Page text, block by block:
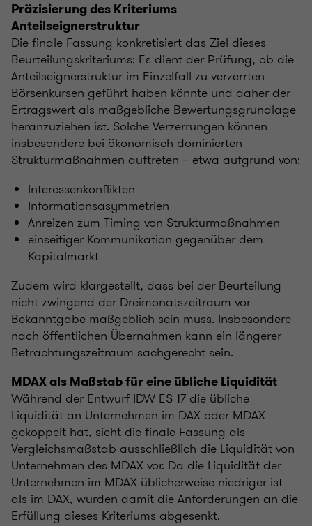
Präzisierung des Kriteriums
Anteilseignerstruktur
Die finale Fassung konkretisiert das Ziel dieses
Beurteilungskriteriums: Es dient der Prüfung, ob die
Anteilseignerstruktur im Einzelfall zu verzerrten
Börsenkursen geführt haben könnte und daher der
Ertragswert als maßgebliche Bewertungsgrundlage
heranzuziehen ist. Solche Verzerrungen können
insbesondere bei ökonomisch dominierten
Strukturmaßnahmen auftreten – etwa aufgrund von:
Interessenkonflikten
Informationsasymmetrien
Anreizen zum Timing von Strukturmaßnahmen
einseitiger Kommunikation gegenüber dem
Kapitalmarkt
Zudem wird klargestellt, dass bei der Beurteilung
nicht zwingend der Dreimonatszeitraum vor
Bekanntgabe maßgeblich sein muss. Insbesondere
nach öffentlichen Übernahmen kann ein längerer
Betrachtungszeitraum sachgerecht sein.
MDAX als Maßstab für eine übliche Liquidität
Während der Entwurf IDW ES 17 die übliche
Liquidität an Unternehmen im DAX oder MDAX
gekoppelt hat, sieht die finale Fassung als
Vergleichsmaßstab ausschließlich die Liquidität von
Unternehmen des MDAX vor. Da die Liquidität der
Unternehmen im MDAX üblicherweise niedriger ist
als im DAX, wurden damit die Anforderungen an die
Erfüllung dieses Kriteriums abgesenkt.